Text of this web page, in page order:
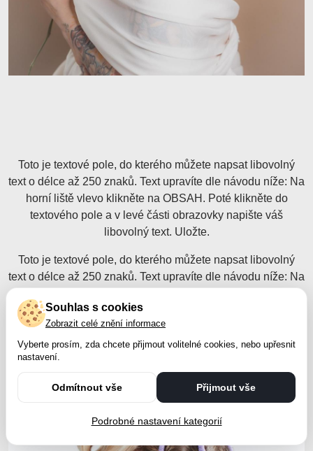
Toto je textové pole, do kterého můžete napsat libovolný
text o délce až 250 znaků. Text upravíte dle návodu níže: Na
horní liště vlevo klikněte na OBSAH. Poté klikněte do
textového pole a v levé části obrazovky napište váš
libovolný text. Uložte.
Toto je textové pole, do kterého můžete napsat libovolný
text o délce až 250 znaků. Text upravíte dle návodu níže: Na
textového pole a v levé části obrazovky napište váš
libovolný text. Uložte.
Souhlas s cookies
Zobrazit celé znění informace
Vyberte prosím, zda chcete přijmout volitelné cookies, nebo upřesnit
nastavení.
Odmítnout vše Přijmout vše
Podrobné nastavení kategorií